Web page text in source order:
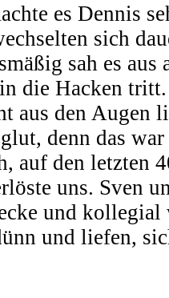
es Dennis
sich
sah es aus
die Hacken
aus den Augen
denn das
auf den letzten
uns. Sven
und
und liefen,